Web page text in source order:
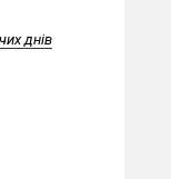
днів